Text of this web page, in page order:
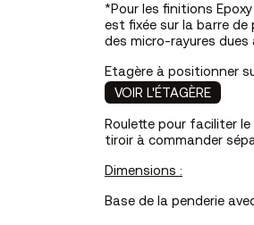
*Pour les finitions
est fixée sur la barre
des micro-rayures
Etagère à positionner
VOIR L'ÉTAGÈRE
Roulette pour faciliter
tiroir à commander
Dimensions :
Base de la penderie